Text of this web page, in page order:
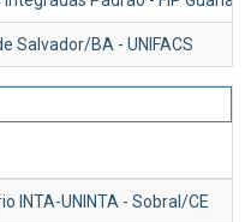
Salvador/BA - UNIFACS
INTA-UNINTA - Sobral/CE